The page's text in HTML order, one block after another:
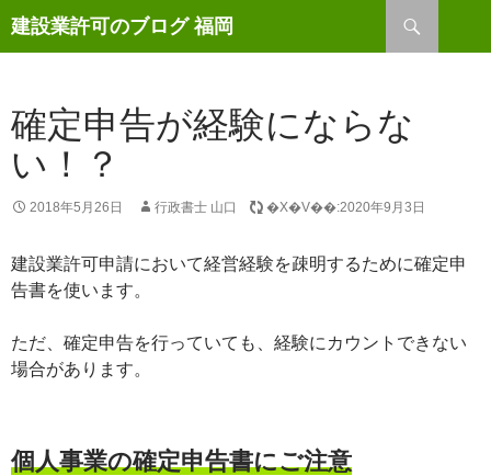
建設業許可のブログ 福岡
索
ン
ツ
へ
ス
キ
プ
確定申告が経験にならな
い！？
2018年5月26日 行政書士 山口 �X�V��:2020年9月3日
建設業許可申請において経営経験を疎明するために確定申
告書を使います。
ただ、確定申告を行っていても、経験にカウントできない
場合があります。
個人事業の確定申告書にご注意